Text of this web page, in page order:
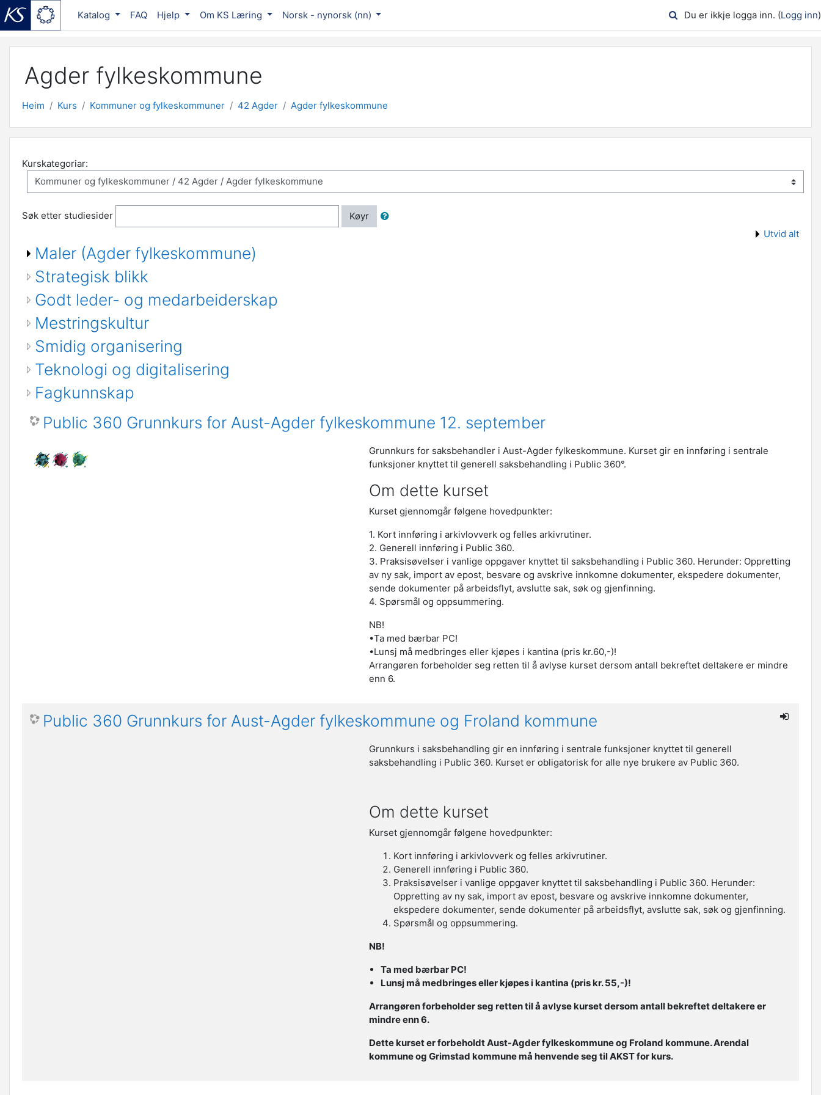
Katalog FAQ Hjelp Om KS Læring Norsk - nynorsk ‎(nn)‎ Du er ikkje logga inn. (Logg inn)
Agder fylkeskommune
Heim Kurs Kommuner og fylkeskommuner 42 Agder Agder fylkeskommune
Kurskategoriar:
Søk etter studiesider
Køyr
Utvid alt
Maler (Agder fylkeskommune)
Strategisk blikk
Godt leder- og medarbeiderskap
Mestringskultur
Smidig organisering
Teknologi og digitalisering
Fagkunnskap
Public 360 Grunnkurs for Aust-Agder fylkeskommune 12. september
Grunnkurs for saksbehandler i Aust-Agder fylkeskommune. Kurset gir en innføring i sentrale
funksjoner knyttet til generell saksbehandling i Public 360°.
Om dette kurset
Kurset gjennomgår følgene hovedpunkter:
1. Kort innføring i arkivlovverk og felles arkivrutiner.
2. Generell innføring i Public 360.
3. Praksisøvelser i vanlige oppgaver knyttet til saksbehandling i Public 360. Herunder: Oppretting
av ny sak, import av epost, besvare og avskrive innkomne dokumenter, ekspedere dokumenter,
sende dokumenter på arbeidsflyt, avslutte sak, søk og gjenfinning.
4. Spørsmål og oppsummering.
NB!
•Ta med bærbar PC!
•Lunsj må medbringes eller kjøpes i kantina (pris kr.60,-)!
Arrangøren forbeholder seg retten til å avlyse kurset dersom antall bekreftet deltakere er mindre
enn 6.
Public 360 Grunnkurs for Aust-Agder fylkeskommune og Froland kommune
Grunnkurs i saksbehandling gir en innføring i sentrale funksjoner knyttet til generell
saksbehandling i Public 360. Kurset er obligatorisk for alle nye brukere av Public 360.
Om dette kurset
Kurset gjennomgår følgene hovedpunkter:
Kort innføring i arkivlovverk og felles arkivrutiner.
Generell innføring i Public 360.
Praksisøvelser i vanlige oppgaver knyttet til saksbehandling i Public 360. Herunder:
Oppretting av ny sak, import av epost, besvare og avskrive innkomne dokumenter,
ekspedere dokumenter, sende dokumenter på arbeidsflyt, avslutte sak, søk og gjenfinning.
Spørsmål og oppsummering.
NB!
Ta med bærbar PC!
Lunsj må medbringes eller kjøpes i kantina (pris kr. 55,-)!
Arrangøren forbeholder seg retten til å avlyse kurset dersom antall bekreftet deltakere er
mindre enn 6.
Dette kurset er forbeholdt Aust-Agder fylkeskommune og Froland kommune. Arendal
kommune og Grimstad kommune må henvende seg til AKST for kurs.